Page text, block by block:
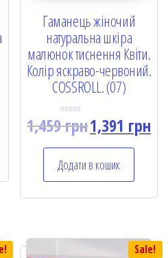
Гаманець жіночий
натуральна шкіра
малюнок тиснення Квіти.
Колір яскраво-червоний.
COSSROLL. (07)
R
d
0
o
u
5
1,459грн1,391 грн
Додати в кошик
Sale!